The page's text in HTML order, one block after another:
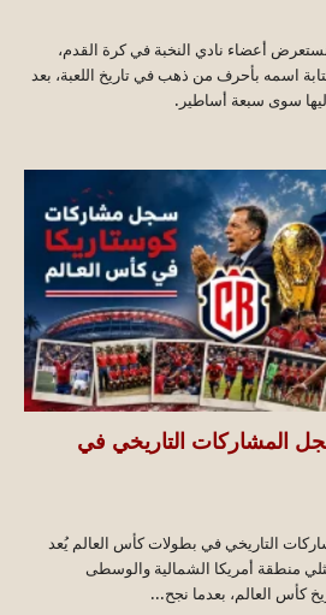
أعضاء نادي النخبة في كرة القدم،
اسمه بأحرف من ذهب في تاريخ اللعبة، بعد
سوى سبعة أساطير.
المشاركات التاريخي في
التاريخي في بطولات كأس العالم يُعد
منطقة أمريكا الشمالية والوسطى
كأس العالم، بعدما نجح...